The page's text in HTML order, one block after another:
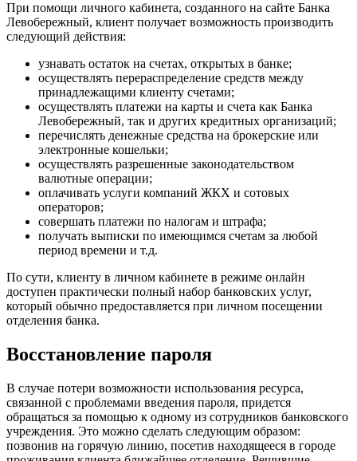
При помощи личного кабинета, созданного на сайте Банка
Левобережный, клиент получает возможность производить
следующий действия:
узнавать остаток на счетах, открытых в банке;
осуществлять перераспределение средств между
принадлежащими клиенту счетами;
осуществлять платежи на карты и счета как Банка
Левобережный, так и других кредитных организаций;
перечислять денежные средства на брокерские или
электронные кошельки;
осуществлять разрешенные законодательством
валютные операции;
оплачивать услуги компаний ЖКХ и сотовых
операторов;
совершать платежи по налогам и штрафа;
получать выписки по имеющимся счетам за любой
период времени и т.д.
По сути, клиенту в личном кабинете в режиме онлайн
доступен практически полный набор банковских услуг,
который обычно предоставляется при личном посещении
отделения банка.
Восстановление пароля
В случае потери возможности использования ресурса,
связанной с проблемами введения пароля, придется
обращаться за помощью к одному из сотрудников банковского
учреждения. Это можно сделать следующим образом:
позвонив на горячую линию, посетив находящееся в городе